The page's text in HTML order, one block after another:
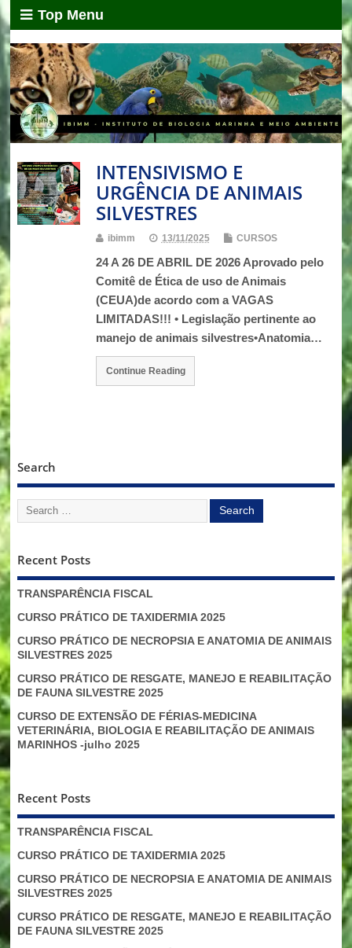
Top Menu
INTENSIVISMO E
URGÊNCIA DE ANIMAIS
SILVESTRES
ibimm 13/11/2025 CURSOS
24 A 26 DE ABRIL DE 2026 Aprovado pelo
Comitê de Ética de uso de Animais
(CEUA)de acordo com a VAGAS
LIMITADAS!!! • Legislação pertinente ao
manejo de animais silvestres•Anatomia…
Continue Reading
Search
Recent Posts
TRANSPARÊNCIA FISCAL
CURSO PRÁTICO DE TAXIDERMIA 2025
CURSO PRÁTICO DE NECROPSIA E ANATOMIA DE ANIMAIS
SILVESTRES 2025
CURSO PRÁTICO DE RESGATE, MANEJO E REABILITAÇÃO
DE FAUNA SILVESTRE 2025
CURSO DE EXTENSÃO DE FÉRIAS-MEDICINA
VETERINÁRIA, BIOLOGIA E REABILITAÇÃO DE ANIMAIS
MARINHOS -julho 2025
Recent Posts
TRANSPARÊNCIA FISCAL
CURSO PRÁTICO DE TAXIDERMIA 2025
CURSO PRÁTICO DE NECROPSIA E ANATOMIA DE ANIMAIS
SILVESTRES 2025
CURSO PRÁTICO DE RESGATE, MANEJO E REABILITAÇÃO
DE FAUNA SILVESTRE 2025